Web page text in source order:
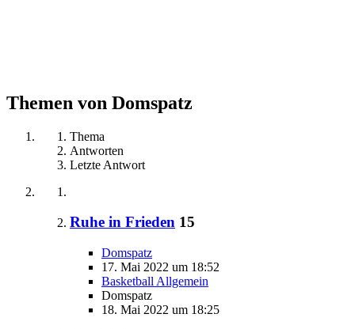
Themen von Domspatz
Thema
Antworten
Letzte Antwort
Ruhe in Frieden 15
Domspatz
17. Mai 2022 um 18:52
Basketball Allgemein
Domspatz
18. Mai 2022 um 18:25